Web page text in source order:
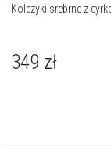
Kolczyki srebrne z
349 zł